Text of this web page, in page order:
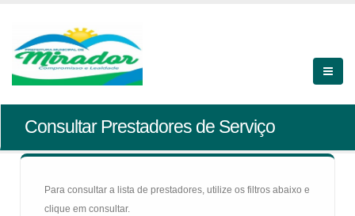
Consultar Prestadores de Serviço
Para consultar a lista de prestadores, utilize os filtros abaixo e
clique em consultar.